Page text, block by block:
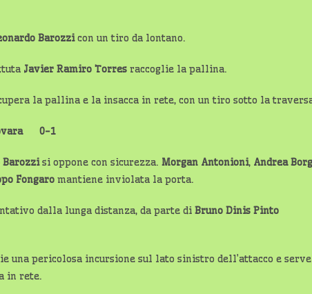
Barozzicon un tiro da lontano.
Javier Ramiro Torres raccoglie la pallina.
la pallina e la insacca in rete, con un tiro sotto la
0-1
Barozzisi oppone con sicurezza. Morgan Antonioni, Andrea
Fongaro mantiene inviolata la porta.
dalla lunga distanza, da parte di Bruno Dinis Pinto
una pericolosa incursione sul lato sinistro dell’attacco e serve
in rete.